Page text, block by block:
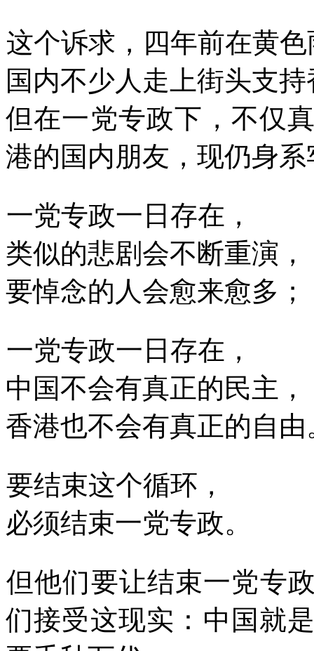
这个诉求，四年前在黄
国内不少人走上街头支
但在一党专政下，不仅
港的国内朋友，现仍身系
一党专政一日存在，
类似的悲剧会不断重演，
要悼念的人会愈来愈多；
一党专政一日存在，
中国不会有真正的民主，
香港也不会有真正的自由
要结束这个循环，
必须结束一党专政。
但他们要让结束一党专
们接受这现实：中国就